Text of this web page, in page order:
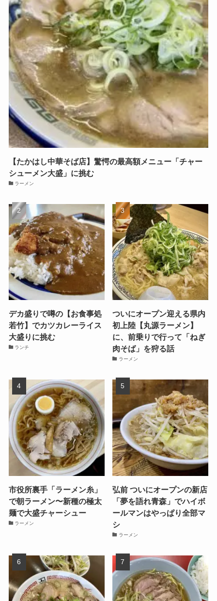
【たかはし中華そば店】驚愕の最高額メニュー「チャー
シューメン大盛」に挑む
ラーメン
デカ盛りで噂の【お食事処
若竹】でカツカレーライス
大盛りに挑む
ランチ
ついにオープン迎える県内
初上陸【丸源ラーメン】
に、前乗りで行って「ねぎ
肉そば」を狩る話
ラーメン
市役所裏手「ラーメン糸」
で朝ラーメン〜新種の極太
麺で大盛チャーシュー
ラーメン
弘前 ついにオープンの新店
「夢を語れ青森」でハイボ
ールマンはやっぱり全部マ
シ
ラーメン